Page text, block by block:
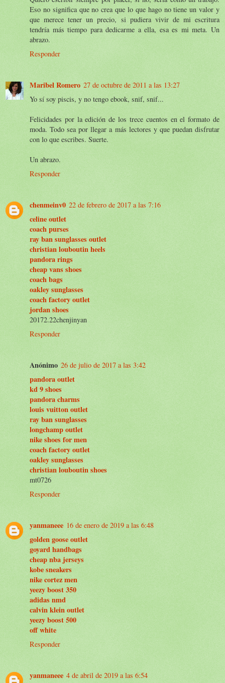
Eso no significa que no crea que lo que hago no tiene un valor y
que merece tener un precio, si pudiera vivir de mi escritura
tendría más tiempo para dedicarme a ella, esa es mi meta. Un
abrazo.
Responder
Maribel Romero 27 de octubre de 2011 a las 13:27
Yo sí soy piscis, y no tengo ebook, snif, snif...
Felicidades por la edición de los trece cuentos en el formato de
moda. Todo sea por llegar a más lectores y que puedan disfrutar
con lo que escribes. Suerte.
Un abrazo.
Responder
chenmeinv0 22 de febrero de 2017 a las 7:16
celine outlet
coach purses
ray ban sunglasses outlet
christian louboutin heels
pandora rings
cheap vans shoes
coach bags
oakley sunglasses
coach factory outlet
jordan shoes
20172.22chenjinyan
Responder
Anónimo 26 de julio de 2017 a las 3:42
pandora outlet
kd 9 shoes
pandora charms
louis vuitton outlet
ray ban sunglasses
longchamp outlet
nike shoes for men
coach factory outlet
oakley sunglasses
christian louboutin shoes
mt0726
Responder
yanmaneee 16 de enero de 2019 a las 6:48
golden goose outlet
goyard handbags
cheap nba jerseys
kobe sneakers
nike cortez men
yeezy boost 350
adidas nmd
calvin klein outlet
yeezy boost 500
off white
Responder
yanmaneee 4 de abril de 2019 a las 6:54